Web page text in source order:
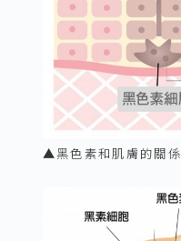
▲黑色素和肌膚的關係